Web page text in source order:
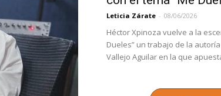
Leticia Zárate - 08/06/2026
Héctor Xpinoza vuelve a la
Dueles” un trabajo de la
Vallejo Aguilar en la que